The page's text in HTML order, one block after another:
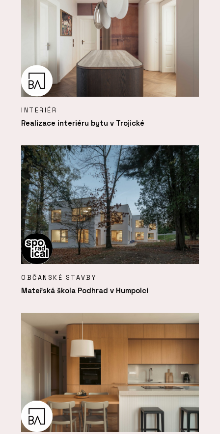
INTERIÉR
Realizace interiéru bytu v Trojické
OBČANSKÉ STAVBY
Mateřská škola Podhrad v Humpolci